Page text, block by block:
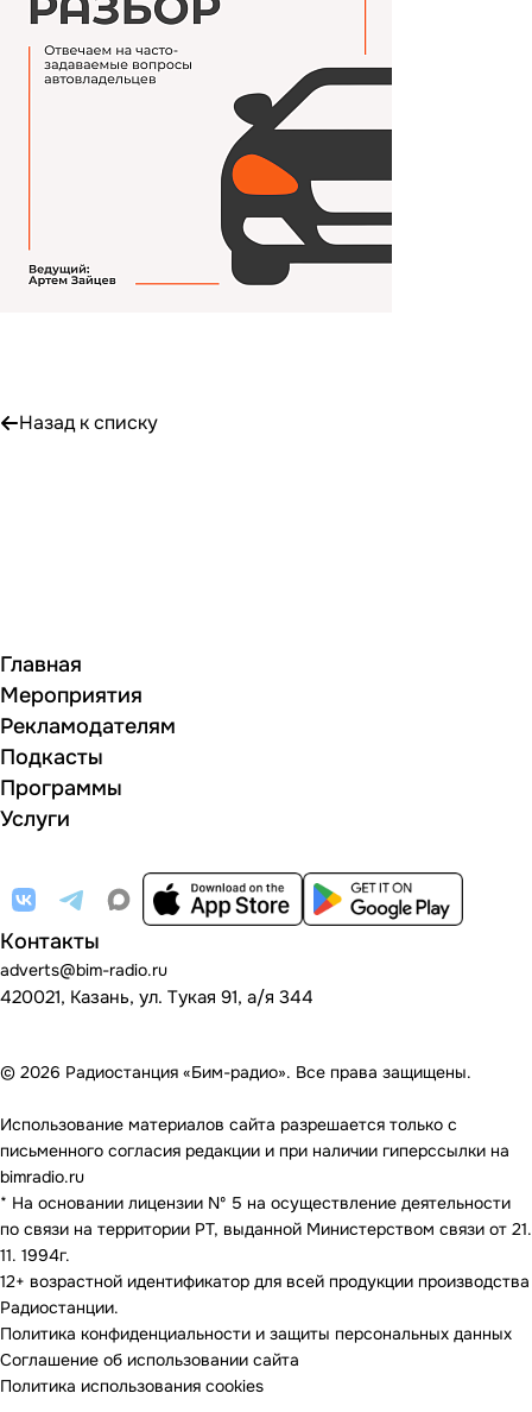
Назад к списку
Главная
Мероприятия
Рекламодателям
Подкасты
Программы
Услуги
Контакты
adverts@bim-radio.ru
420021, Казань, ул. Тукая 91, а/я 344
© 2026 Радиостанция «Бим-радио». Все права защищены.
Использование материалов сайта разрешается только с
письменного согласия редакции и при наличии гиперссылки на
bimradio.ru
* На основании лицензии Nº 5 на осуществление деятельности
по связи на территории РТ, выданной Министерством связи от 21.
11. 1994г.
12+ возрастной идентификатор для всей продукции производства
Радиостанции.
Политика конфиденциальности и защиты персональных данных
Соглашение об использовании сайта
Политика использования cookies